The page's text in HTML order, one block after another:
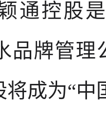
通控股
品牌管
成为“中